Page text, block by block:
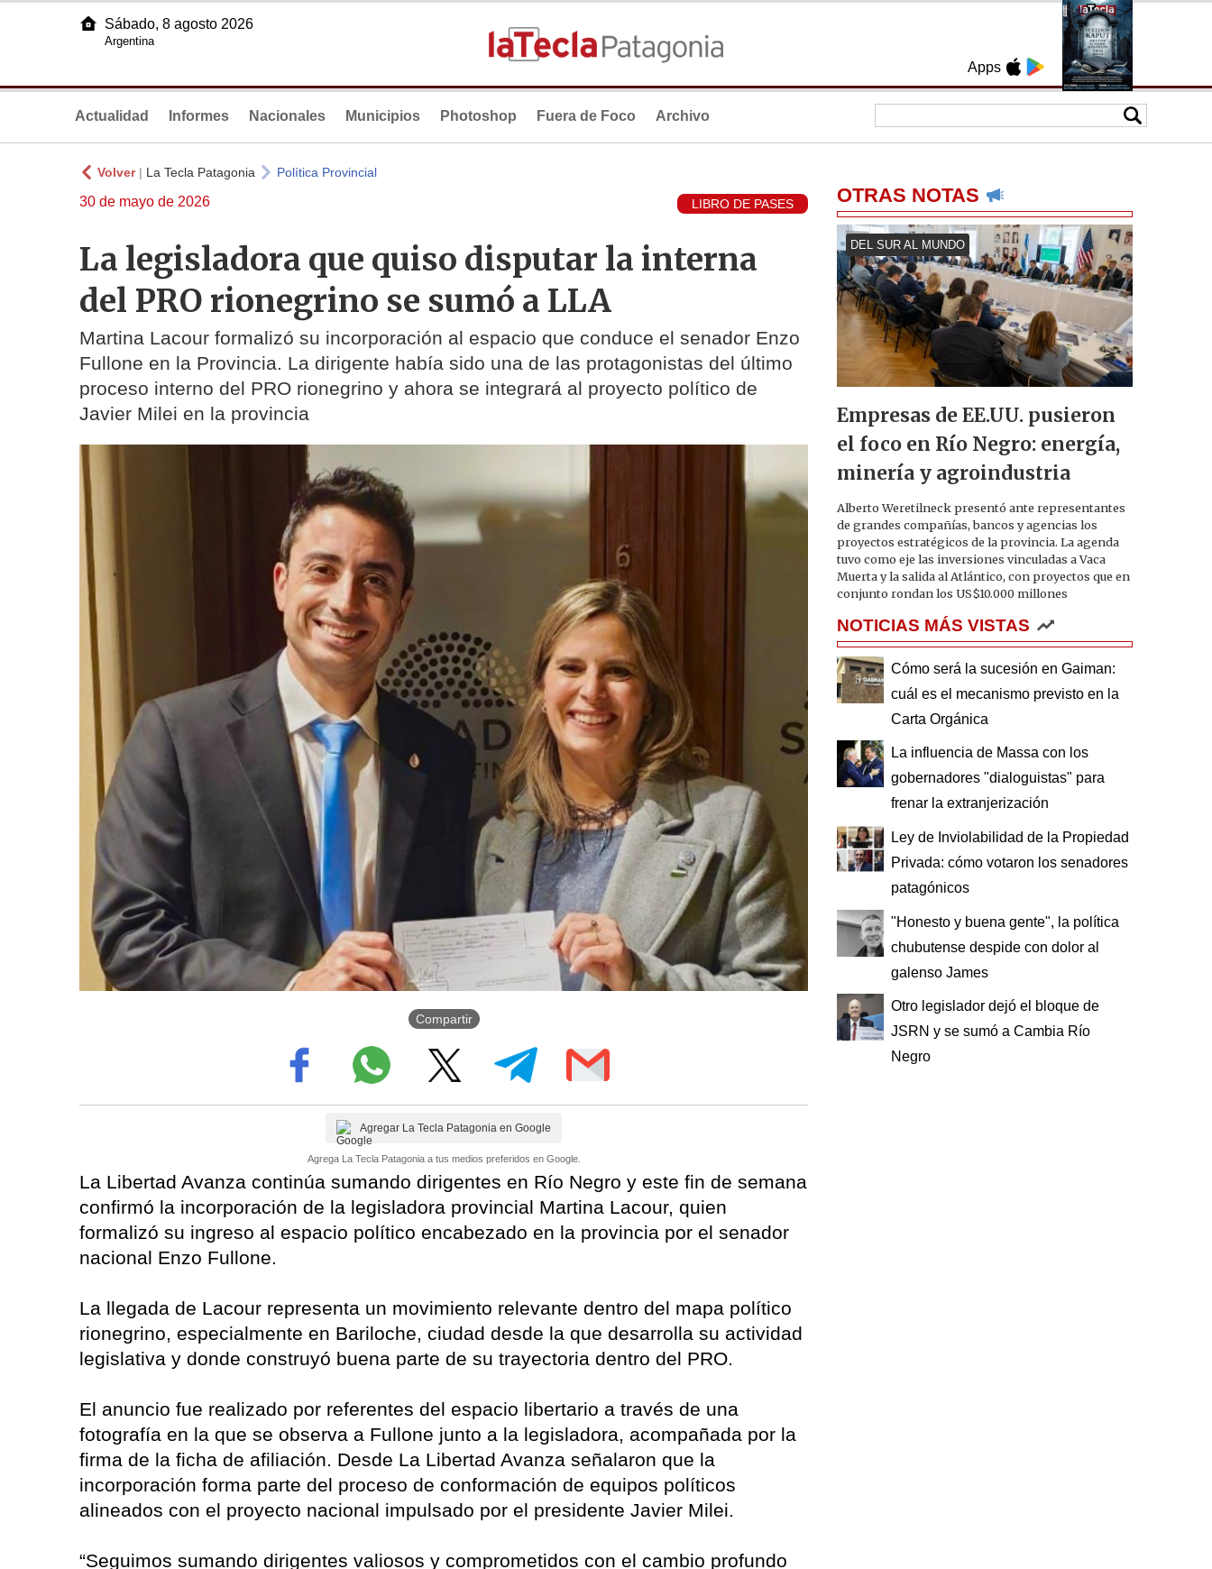
Apps
Sábado, 8 agosto 2026
Argentina
Actualidad Informes Nacionales Municipios Photoshop Fuera de Foco Archivo
Volver| La Tecla Patagonia Política Provincial
30 de mayo de 2026 LIBRO DE PASES
La legisladora que quiso disputar la interna
del PRO rionegrino se sumó a LLA
Martina Lacour formalizó su incorporación al espacio que conduce el senador Enzo
Fullone en la Provincia. La dirigente había sido una de las protagonistas del último
proceso interno del PRO rionegrino y ahora se integrará al proyecto político de
Javier Milei en la provincia
Compartir
Agregar La Tecla Patagonia en Google
Agrega La Tecla Patagonia a tus medios preferidos en Google.
La Libertad Avanza continúa sumando dirigentes en Río Negro y este fin de semana
confirmó la incorporación de la legisladora provincial Martina Lacour, quien
formalizó su ingreso al espacio político encabezado en la provincia por el senador
nacional Enzo Fullone.
La llegada de Lacour representa un movimiento relevante dentro del mapa político
rionegrino, especialmente en Bariloche, ciudad desde la que desarrolla su actividad
legislativa y donde construyó buena parte de su trayectoria dentro del PRO.
El anuncio fue realizado por referentes del espacio libertario a través de una
fotografía en la que se observa a Fullone junto a la legisladora, acompañada por la
firma de la ficha de afiliación. Desde La Libertad Avanza señalaron que la
incorporación forma parte del proceso de conformación de equipos políticos
alineados con el proyecto nacional impulsado por el presidente Javier Milei.
“Seguimos sumando dirigentes valiosos y comprometidos con el cambio profundo
OTRAS NOTAS
DEL SUR AL MUNDO
Empresas de EE.UU. pusieron
el foco en Río Negro: energía,
minería y agroindustria
Alberto Weretilneck presentó ante representantes
de grandes compañías, bancos y agencias los
proyectos estratégicos de la provincia. La agenda
tuvo como eje las inversiones vinculadas a Vaca
Muerta y la salida al Atlántico, con proyectos que en
conjunto rondan los US$10.000 millones
NOTICIAS MÁS VISTAS
Cómo será la sucesión en Gaiman:
cuál es el mecanismo previsto en la
Carta Orgánica
La influencia de Massa con los
gobernadores "dialoguistas" para
frenar la extranjerización
Ley de Inviolabilidad de la Propiedad
Privada: cómo votaron los senadores
patagónicos
"Honesto y buena gente", la política
chubutense despide con dolor al
galenso James
Otro legislador dejó el bloque de
JSRN y se sumó a Cambia Río
Negro